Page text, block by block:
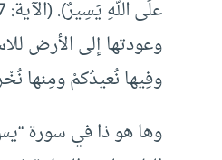
وعودتها إلى الأرض
وفِيها نُعيدُكمْ ومِنها
وها هو ذا في سورة